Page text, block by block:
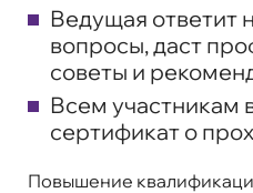
Ведущая ответит
вопросы, даст
советы и
Всем участникам
сертификат о
Повышение